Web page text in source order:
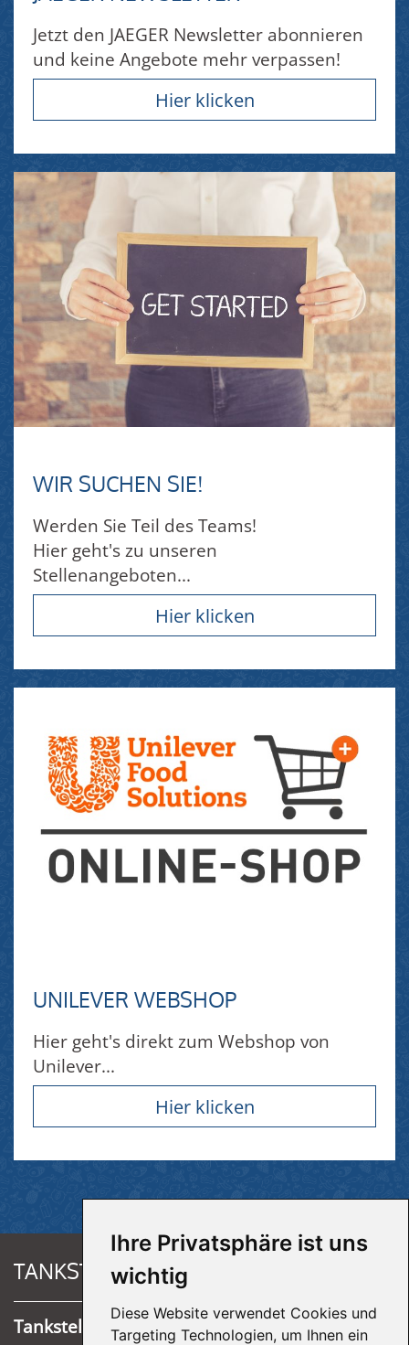
Ihre Privatsphäre ist uns
wichtig
Diese Website verwendet Cookies und
Targeting Technologien, um Ihnen ein
Jetzt den JAEGER Newsletter abonnieren
und keine Angebote mehr verpassen!
Hier klicken
WIR SUCHEN SIE!
Werden Sie Teil des Teams!
Hier geht's zu unseren
Stellenangeboten...
Hier klicken
UNILEVER WEBSHOP
Hier geht's direkt zum Webshop von
Unilever...
Hier klicken
TANKSTELLEN
Tankstelle Ründeroth